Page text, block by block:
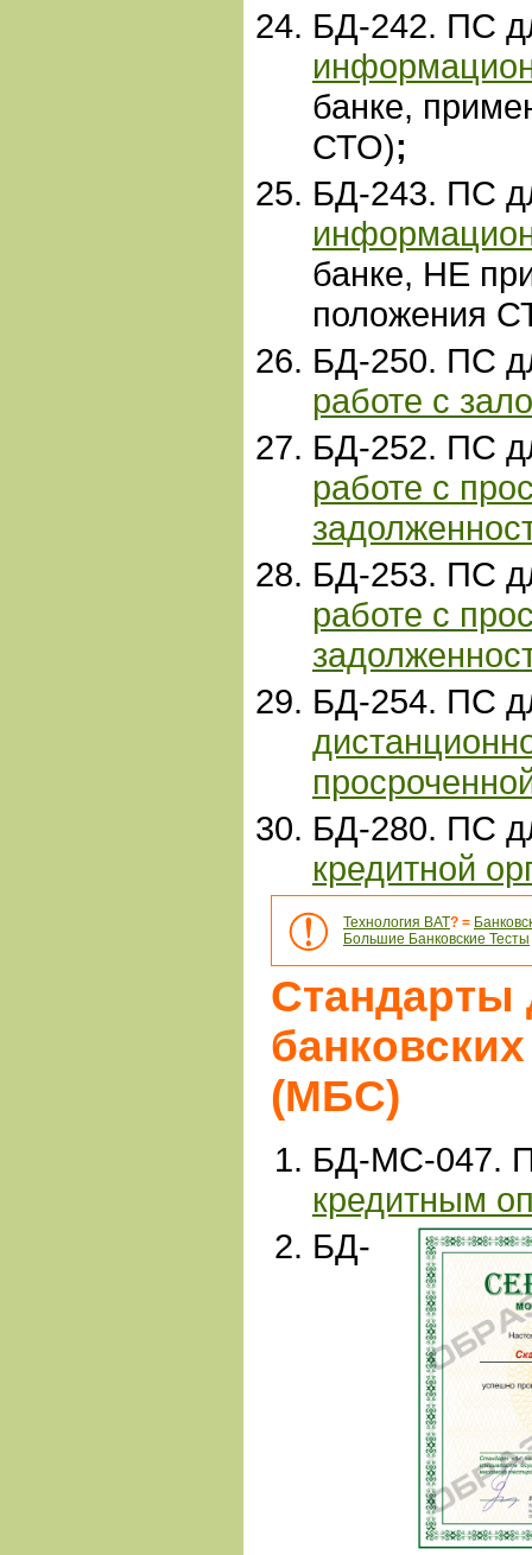
БД-242. ПС
банке,
СТО);
БД-243. ПС
банке, НЕ
положения
БД-250. ПС
работе с
БД-252. ПС
работе с
БД-253. ПС
работе с
БД-254. ПС
БД-280. ПС
кредитной
Технология ВАТ? =
Большие Банковские Тесты
(МБС)
БД-МС-047.
кредитным
БД-